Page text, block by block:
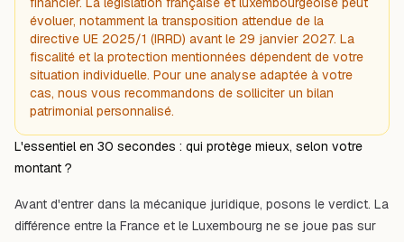
évoluer, notamment la transposition attendue de la
directive UE 2025/1 (IRRD) avant le 29 janvier 2027. La
fiscalité et la protection mentionnées dépendent de votre
situation individuelle. Pour une analyse adaptée à votre
cas, nous vous recommandons de solliciter un bilan
patrimonial personnalisé.
L'essentiel en 30 secondes : qui protège mieux, selon votre
montant ?
Avant d'entrer dans la mécanique juridique, posons le verdict. La
différence entre la France et le Luxembourg ne se joue pas sur